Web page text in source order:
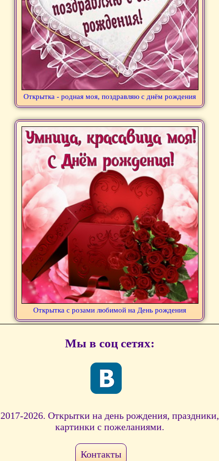
Открытка - родная моя, поздравляю с днём рождения
Открытка с розами любимой на День рождения
Мы в соц сетях:
2017-2026. Открытки на день рождения, праздники,
картинки с пожеланиями.
Контакты